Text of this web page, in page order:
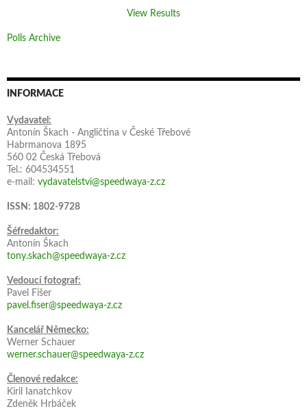
View Results
Polls Archive
INFORMACE
Vydavatel:
Antonín Škach - Angličtina v České Třebové
Habrmanova 1895
560 02 Česká Třebová
Tel.: 604534551
e-mail: vydavatelstvi@speedwaya-z.cz
ISSN: 1802-9728
Šéfredaktor:
Antonín Škach
tony.skach@speedwaya-z.cz
Vedoucí fotograf:
Pavel Fišer
pavel.fiser@speedwaya-z.cz
Kancelář Německo:
Werner Schauer
werner.schauer@speedwaya-z.cz
Členové redakce:
Kiril Ianatchkov
Zdeněk Hrbáček